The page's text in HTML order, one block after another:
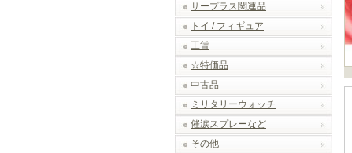
サープラス関連品
トイ / フィギュア
工賃
☆特価品
中古品
ミリタリーウォッチ
催涙スプレーなど
その他